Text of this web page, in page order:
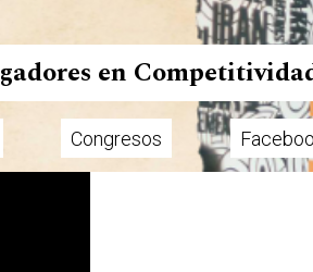
en
Congresos